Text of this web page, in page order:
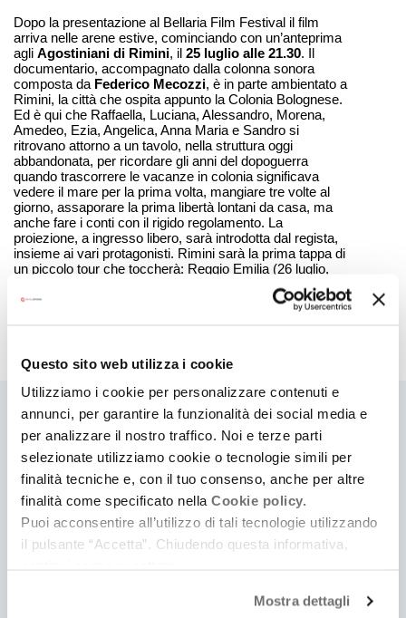
Questo sito web utilizza i cookie
Utilizziamo i cookie per personalizzare contenuti e
annunci, per garantire la funzionalità dei social media e
per analizzare il nostro traffico. Noi e terze parti
selezionate utilizziamo cookie o tecnologie simili per
finalità tecniche e, con il tuo consenso, anche per altre
finalità come specificato nella Cookie policy.
Puoi acconsentire all’utilizzo di tali tecnologie utilizzando
il pulsante “Accetta”. Chiudendo questa informativa,
Mostra dettagli
Dopo la presentazione al Bellaria Film Festival il film
arriva nelle arene estive, cominciando con un’anteprima
agli Agostiniani di Rimini, il 25 luglio alle 21.30. Il
documentario, accompagnato dalla colonna sonora
composta da Federico Mecozzi, è in parte ambientato a
Rimini, la città che ospita appunto la Colonia Bolognese.
Ed è qui che Raffaella, Luciana, Alessandro, Morena,
Amedeo, Ezia, Angelica, Anna Maria e Sandro si
ritrovano attorno a un tavolo, nella struttura oggi
abbandonata, per ricordare gli anni del dopoguerra
quando trascorrere le vacanze in colonia significava
vedere il mare per la prima volta, mangiare tre volte al
giorno, assaporare la prima libertà lontani da casa, ma
anche fare i conti con il rigido regolamento. La
proiezione, a ingresso libero, sarà introdotta dal regista,
insieme ai vari protagonisti. Rimini sarà la prima tappa di
un piccolo tour che toccherà: Reggio Emilia (26 luglio,
nell’ambito della rassegna “Cinema sotto le stelle”),
Cattolica (il 27 luglio, presso il Parco dell’Acquario Le
Navi)), Bellaria Igea Marina (29 agosto), per concludersi
Ti
può
interessare